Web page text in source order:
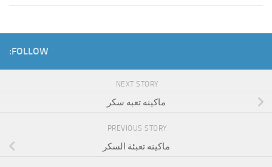
FOLLOW:
NEXT STORY
ماكينه تعبه سكر
PREVIOUS STORY
ماكينه تعبئة السكر